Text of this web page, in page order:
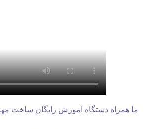
ما همراه دستگاه آموزش رایگان ساخت مهر